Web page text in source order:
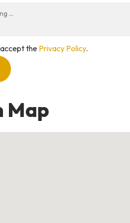
the Privacy Policy.
Map